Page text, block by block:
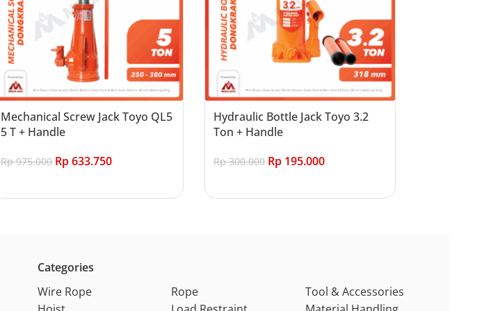
Mechanical Screw Jack Toyo QL5
5 T + Handle
Rp975.000 Rp633.750
Hydraulic Bottle Jack Toyo 3.2
Ton + Handle
Rp300.000 Rp195.000
Categories
Wire Rope
Rope
Tool & Accessories